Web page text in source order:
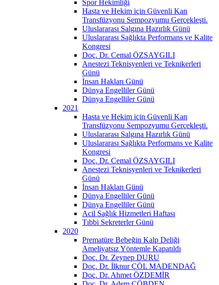
Spor Hekimliği
Hasta ve Hekim için Güvenli Kan
Transfüzyonu Sempozyumu Gerçekleşti.
Uluslararası Salgına Hazırlık Günü
Uluslararası Sağlıkta Performans ve Kalite
Kongresi
Doç. Dr. Cemal ÖZSAYGILI
Anestezi Teknisyenleri ve Teknikerleri
Günü
İnsan Hakları Günü
Dünya Engelliler Günü
Dünya Engelliler Günü
2021
Hasta ve Hekim için Güvenli Kan
Transfüzyonu Sempozyumu Gerçekleşti.
Uluslararası Salgına Hazırlık Günü
Uluslararası Sağlıkta Performans ve Kalite
Kongresi
Doç. Dr. Cemal ÖZSAYGILI
Anestezi Teknisyenleri ve Teknikerleri
Günü
İnsan Hakları Günü
Dünya Engelliler Günü
Dünya Engelliler Günü
Acil Sağlık Hizmetleri Haftası
Tıbbi Sekreterler Günü
2020
Prematüre Bebeğin Kalp Deliği
Ameliyatsız Yöntemle Kapatıldı
Doç. Dr. Zeynep DURU
Doç. Dr. İlknur ÇÖL MADENDAĞ
Doç. Dr. Ahmet ÖZDEMİR